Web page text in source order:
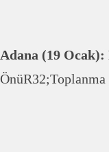
Adana (19 Ocak):